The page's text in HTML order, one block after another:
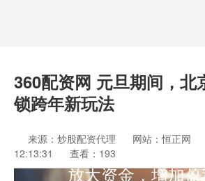
360配资网 元旦期间，北
锁跨年新玩法
来源：炒股配资代理 网站：恒正网
12:13:31
查看：193
放大资金，增加